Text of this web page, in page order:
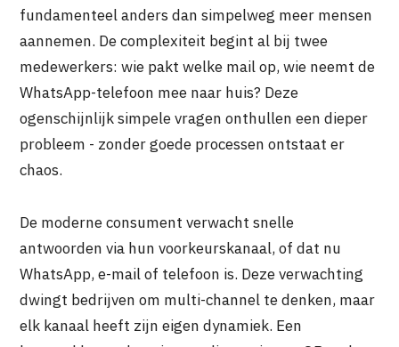
fundamenteel anders dan simpelweg meer mensen
aannemen. De complexiteit begint al bij twee
medewerkers: wie pakt welke mail op, wie neemt de
WhatsApp-telefoon mee naar huis? Deze
ogenschijnlijk simpele vragen onthullen een dieper
probleem - zonder goede processen ontstaat er
chaos.
De moderne consument verwacht snelle
antwoorden via hun voorkeurskanaal, of dat nu
WhatsApp, e-mail of telefoon is. Deze verwachting
dwingt bedrijven om multi-channel te denken, maar
elk kanaal heeft zijn eigen dynamiek. Een